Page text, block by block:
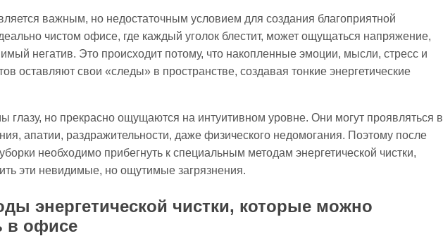
важным, но недостаточным условием для создания благоприятной
чистом офисе, где каждый уголок блестит, может ощущаться напряжение,
негатив. Это происходит потому, что накопленные эмоции, мысли, стресс и
оставляют свои «следы» в пространстве, создавая тонкие энергетические
глазу, но прекрасно ощущаются на интуитивном уровне. Они могут проявляться в
апатии, раздражительности, даже физического недомогания. Поэтому после
необходимо прибегнуть к специальным методам энергетической чистки,
эти невидимые, но ощутимые загрязнения.
энергетической чистки, которые можно
в офисе